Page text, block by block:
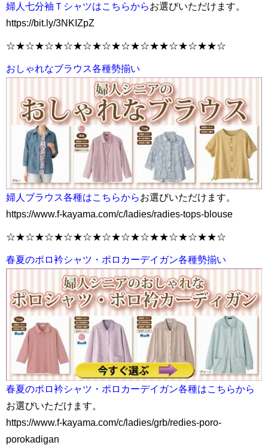
婦人七分袖Ｔシャツはこちらからお選びいただけます。
https://bit.ly/3NKIZpZ
☆★☆★☆★☆★☆★☆★☆★☆★★☆★☆★★☆
おしゃれなブラウス各種勢揃い
婦人ブラウス各種はこちらからお選びいただけます。
https://www.f-kayama.com/c/ladies/radies-tops-blouse
☆★☆★☆★☆★☆★☆★☆★☆★★☆★☆★★☆
春夏のポロ衿シャツ・ポロカーデイガン各種勢揃い
春夏のポロ衿シャツ・ポロカーデイガン各種はこちらから
お選びいただけます。
https://www.f-kayama.com/c/ladies/grb/redies-poro-
porokadigan